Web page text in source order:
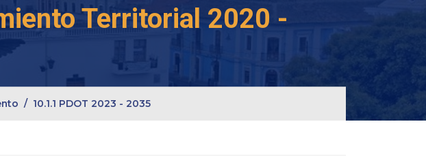
Territorial 2020 -
10.1.1 PDOT 2023 - 2035